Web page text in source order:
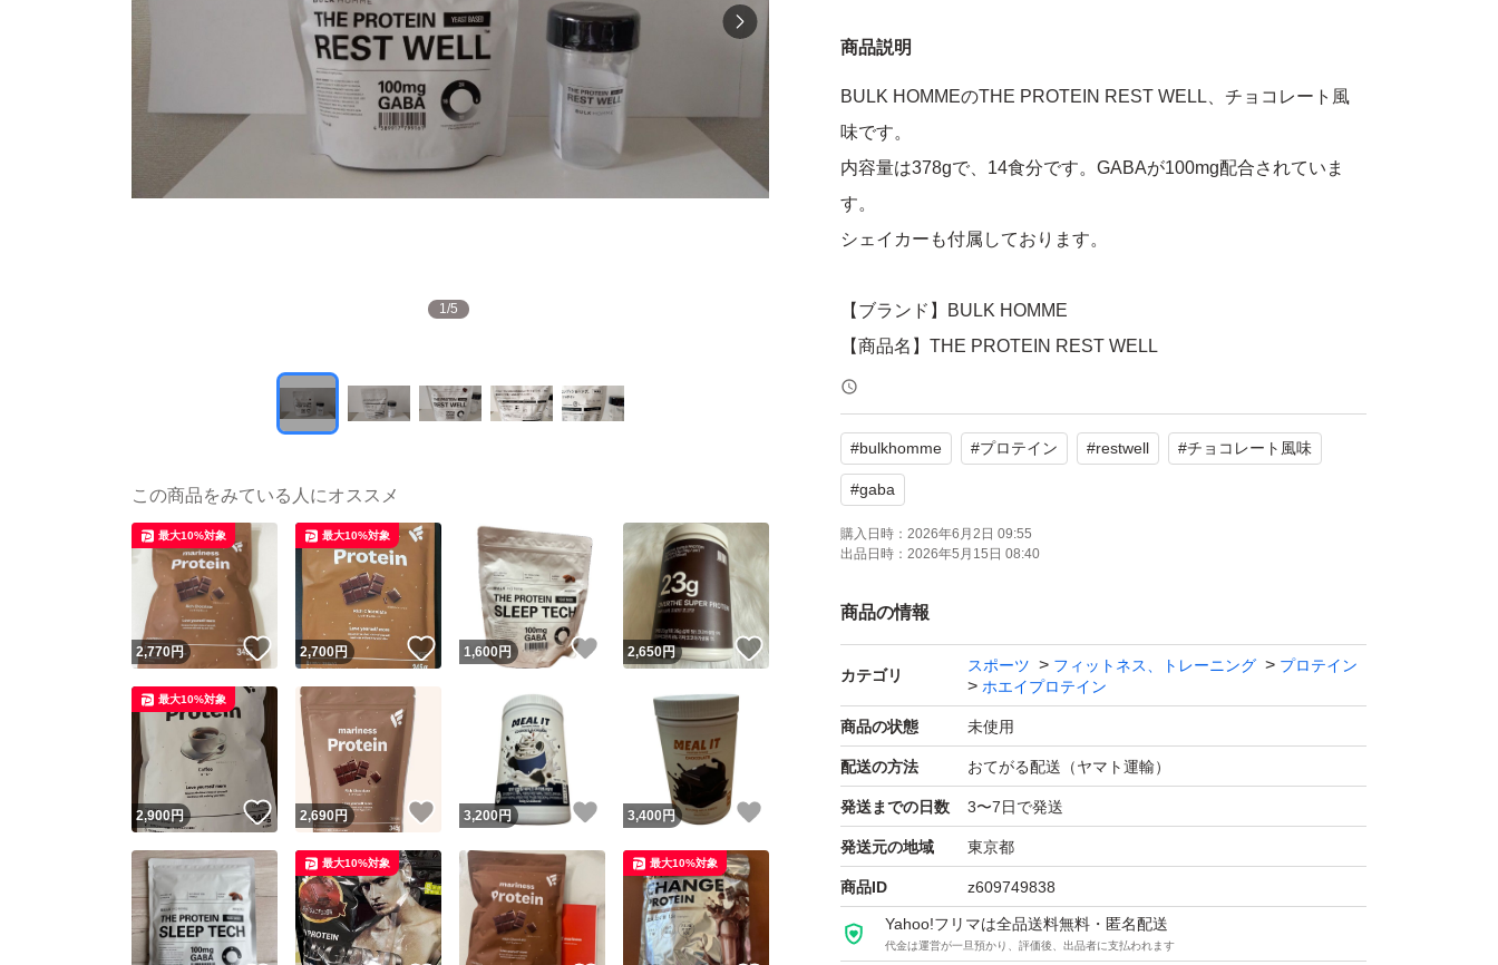
1/5
商品説明
BULK HOMMEのTHE PROTEIN REST WELL、チョコレート風
味です。
内容量は378gで、14食分です。GABAが100mg配合されていま
す。
シェイカーも付属しております。
【ブランド】BULK HOMME
【商品名】THE PROTEIN REST WELL
【風味】チョコレート
【内容量】378g (14食分)
【成分】GABA 100mg
【商品の状態】未使用
【賞味期限】2026年６月
#bulkhomme #プロテイン #restwell #チョコレート風味
#gaba
購入日時： 2026年6月2日 09:55
出品日時： 2026年5月15日 08:40
商品の情報
カテゴリ
スポーツ フィットネス、トレーニング
プロテイン
ホエイプロテイン
商品の状態 未使用
配送の方法 おてがる配送（ヤマト運輸）
発送までの日数 3〜7日で発送
発送元の地域 東京都
商品ID z609749838
Yahoo!フリマは全品送料無料・匿名配送
代金は運営が一旦預かり、評価後、出品者に支払われます
この商品をみている人にオススメ
2,770円 いいね！
最大10%対象
2,700円 いいね！
最大10%対象
1,600円 いいね！
2,650円 いいね！
2,900円 いいね！
最大10%対象
2,690円 いいね！
3,200円 いいね！
3,400 円
最大10%対象 最大10%対象